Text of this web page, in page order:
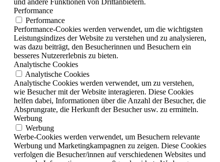
und andere Funktionen von Drittanbietern.
Performance
Performance
Performance-Cookies werden verwendet, um die wichtigsten
Leistungsindizes der Website zu verstehen und zu analysieren,
was dazu beiträgt, den Besucherinnen und Besuchern ein
besseres Nutzererlebnis zu bieten.
Analytische Cookies
Analytische Cookies
Analytische Cookies werden verwendet, um zu verstehen,
wie Besucher mit der Website interagieren. Diese Cookies
helfen dabei, Informationen über die Anzahl der Besucher, die
Absprungrate, die Herkunft der Besucher usw. zu ermitteln.
Werbung
Werbung
Werbe-Cookies werden verwendet, um Besuchern relevante
Werbung und Marketingkampagnen zu zeigen. Diese Cookies
verfolgen die Besucher/innen auf verschiedenen Websites und